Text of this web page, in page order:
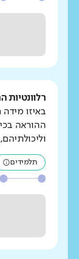
רלוונטיות
באיזו
ההוראה
תלמידים